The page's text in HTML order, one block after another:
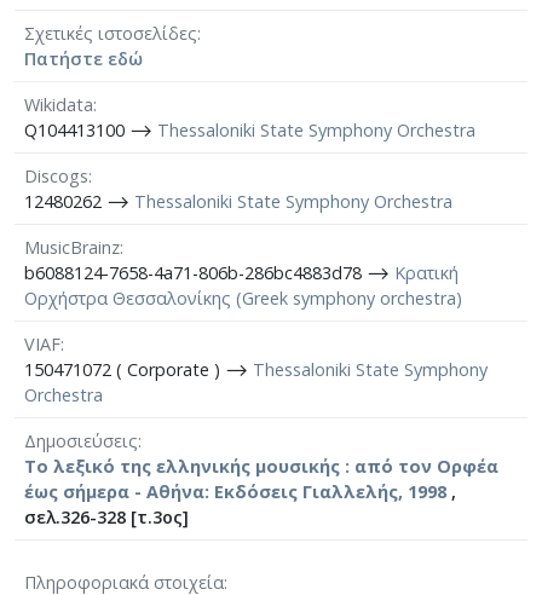
Σχετικές ιστοσελίδες
Πατήστε εδώ
Wikidata
Q104413100 ⟶ Thessaloniki State Symphony Orchestra
Discogs
12480262 ⟶ Thessaloniki State Symphony Orchestra
MusicBrainz
b6088124-7658-4a71-806b-286bc4883d78 ⟶ Κρατική
Ορχήστρα Θεσσαλονίκης (Greek symphony orchestra)
VIAF
150471072 ( Corporate ) ⟶ Thessaloniki State Symphony
Orchestra
Δημοσιεύσεις
Το λεξικό της ελληνικής μουσικής : από τον Ορφέα
έως σήμερα - Αθήνα: Εκδόσεις Γιαλλελής, 1998 ,
σελ.326-328 [τ.3ος]
Πληροφοριακά στοιχεία